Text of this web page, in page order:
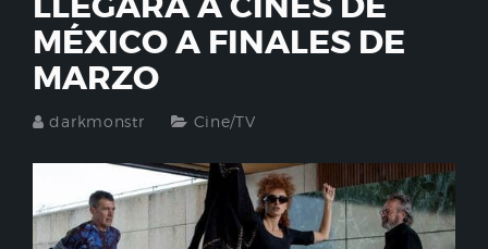
MÉXICO A FINALES DE
MARZO
darkmonstr Cine/TV